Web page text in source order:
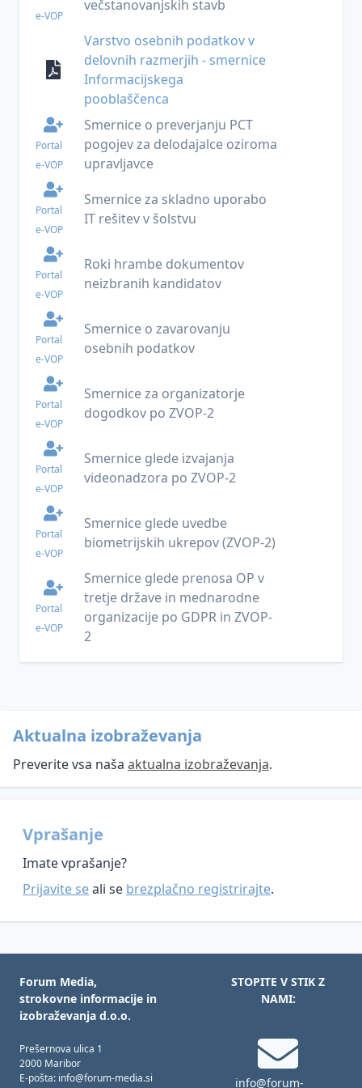
Umetna
inteligenca
- žvižgačev
varnosti
osebnih
značaja
Informacijskega
pooblaščenca
Vprašanja
odgovori
Inšpekcijski
nadzor
področju
osebnih
podatkov
varnost
umetna
inteligenca
e-VOP
večstanovanjskih stavb
Varstvo osebnih podatkov v
delovnih razmerjih - smernice
Informacijskega
pooblaščenca
Portal
e-VOP
Smernice o preverjanju PCT
pogojev za delodajalce oziroma
upravljavce
Portal
e-VOP
Smernice za skladno uporabo
IT rešitev v šolstvu
Portal
e-VOP
Roki hrambe dokumentov
neizbranih kandidatov
Portal
e-VOP
Smernice o zavarovanju
osebnih podatkov
Portal
e-VOP
Smernice za organizatorje
dogodkov po ZVOP-2
Portal
e-VOP
Smernice glede izvajanja
videonadzora po ZVOP-2
Portal
e-VOP
Smernice glede uvedbe
biometrijskih ukrepov (ZVOP-2)
Portal
e-VOP
Smernice glede prenosa OP v
tretje države in mednarodne
organizacije po GDPR in ZVOP-
2
Aktualna izobraževanja
Preverite vsa naša aktualna izobraževanja.
Vprašanje
Imate vprašanje?
Prijavite seali se brezplačno registrirajte.
Forum Media,
strokovne informacije in
izobraževanja d.o.o.
Prešernova ulica 1
2000 Maribor
E-pošta: info@forum-media.si
STOPITE V STIK Z
NAMI:
info@forum-